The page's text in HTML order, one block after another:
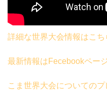
詳細な世界大会情報はこち
最新情報はFecebookペー
こま世界大会についてのプ